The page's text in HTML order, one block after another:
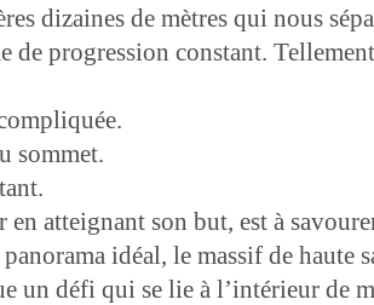
dizaines de mètres qui nous
de progression constant.
sommet.
atteignant son but, est à
idéal, le massif de
un défi qui se lie à l’intérieur de